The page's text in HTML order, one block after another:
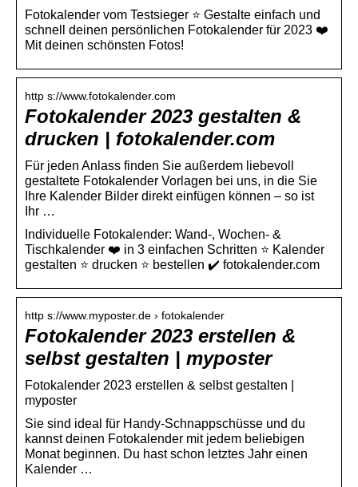
Fotokalender vom Testsieger ⭐ Gestalte einfach und
schnell deinen persönlichen Fotokalender für 2023 ❤️
Mit deinen schönsten Fotos!
http s://www.fotokalender.com
Fotokalender 2023 gestalten &
drucken | fotokalender.com
Für jeden Anlass finden Sie außerdem liebevoll
gestaltete Fotokalender Vorlagen bei uns, in die Sie
Ihre Kalender Bilder direkt einfügen können – so ist
Ihr …
Individuelle Fotokalender: Wand-, Wochen- &
Tischkalender ❤️ in 3 einfachen Schritten ⭐ Kalender
gestalten ⭐ drucken ⭐ bestellen ✔️ fotokalender.com
http s://www.myposter.de › fotokalender
Fotokalender 2023 erstellen &
selbst gestalten | myposter
Fotokalender 2023 erstellen & selbst gestalten |
myposter
Sie sind ideal für Handy-Schnappschüsse und du
kannst deinen Fotokalender mit jedem beliebigen
Monat beginnen. Du hast schon letztes Jahr einen
Kalender …